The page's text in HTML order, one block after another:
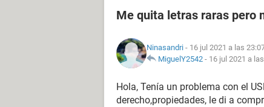
Me quita letras raras pero
Ninasandri - 16 jul 2021 a las
MiguelY2542 - 16 jul 2021 a
Hola, Tenía un problema con el
derecho,propiedades, le di a